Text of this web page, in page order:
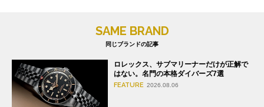
SAME BRAND
同じブランドの記事
ロレックス、サブマリーナーだけが正解で
はない。名門の本格ダイバーズ7選
FEATURE 2026.08.06